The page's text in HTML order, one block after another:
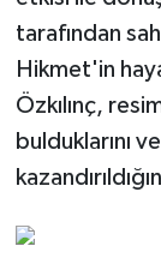
tarafından
Hikmet'in
Özkılınç,
bulduklarını